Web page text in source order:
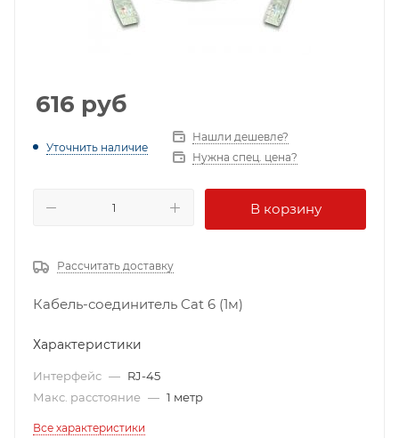
616 руб
Уточнить наличие
Нашли дешевле?
Нужна спец. цена?
В корзину
Рассчитать доставку
Кабель-соединитель Cat 6 (1м)
Характеристики
Интерфейс — RJ-45
Макс. расстояние — 1 метр
Все характеристики